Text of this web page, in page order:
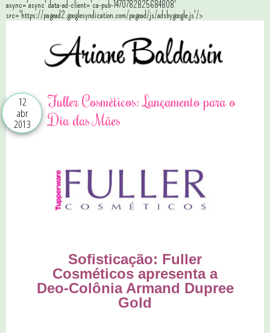
async='async' data-ad-client='ca-pub-1470782825684808'
src='https://pagead2.googlesyndication.com/pagead/js/adsbygoogle.js'/>
12
abr
2013
Fuller Cosméticos: Lançamento para o
Dia das Mães
Sofisticação: Fuller
Cosméticos apresenta a
Deo-Colônia Armand Dupree
Gold